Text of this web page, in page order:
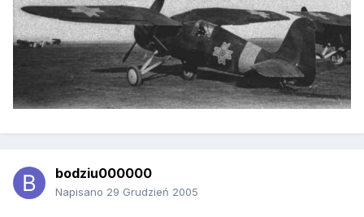
bodziu000000
Napisano 29 Grudzień 2005